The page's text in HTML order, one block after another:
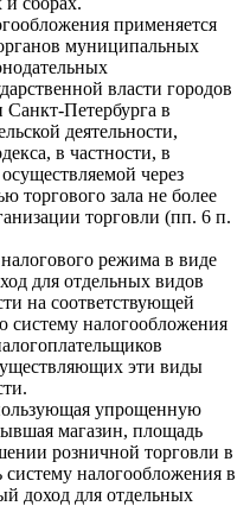
применяется
муниципальных
власти городов
Петербурга в
деятельности,
в частности, в
через
торгового зала не более
торговли (пп. 6 п.
режима в виде
для отдельных видов
на соответствующей
систему налогообложения
эти виды
упрощенную
магазин, площадь
розничной торговли в
систему налогообложения в
доход для отдельных